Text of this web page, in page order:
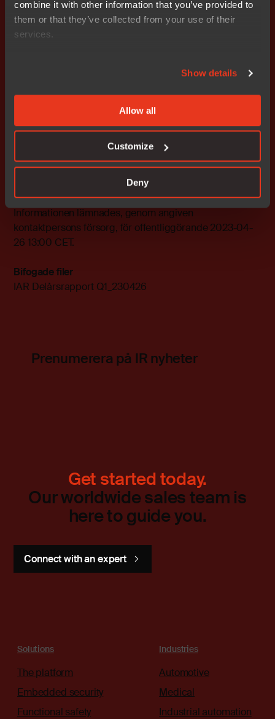
combine it with other information that you’ve provided to
them or that they’ve collected from your use of their
services.
Show details
Allow all
Customize
Deny
Stockholm, Mid Cap (ticker: IAR B). Läs mer på
www.iar.com.
Denna information är sådan som IAR Systems Group AB
är skyldigt att offentliggöra enligt EU:s
marknadsmissbruksförordning (EU nr 596/2014).
Informationen lämnades, genom angiven
kontaktpersons försorg, för offentliggörande 2023-04-
26 13:00 CET.
Bifogade filer
IAR Delårsrapport Q1_230426
Prenumerera på IR nyheter
Get started today.
Our worldwide sales team is
here to guide you.
Connect with an expert
Solutions
The platform
Embedded security
Functional safety
Industries
Automotive
Medical
Industrial automation